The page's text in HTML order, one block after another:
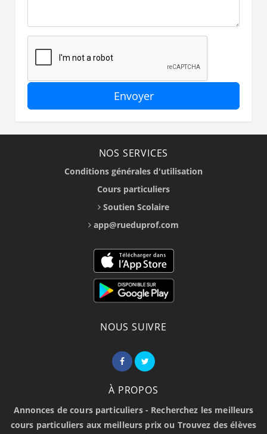
Envoyer
NOS SERVICES
Conditions générales d'utilisation
Cours particuliers
Soutien Scolaire
app@rueduprof.com
NOUS SUIVRE
À PROPOS
Annonces de cours particuliers - Recherchez les meilleurs
cours particuliers aux meilleurs prix ou Trouvez des élèves